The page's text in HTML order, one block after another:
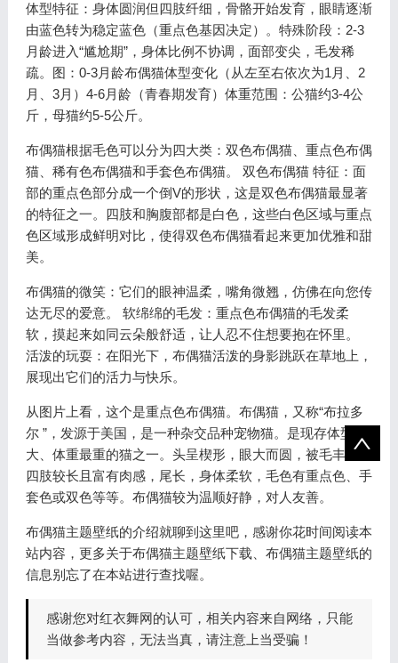
体型特征：身体圆润但四肢纤细，骨骼开始发育，眼睛逐渐
由蓝色转为稳定蓝色（重点色基因决定）。特殊阶段：2-3
月龄进入“尴尬期”，身体比例不协调，面部变尖，毛发稀
疏。图：0-3月龄布偶猫体型变化（从左至右依次为1月、2
月、3月）4-6月龄（青春期发育）体重范围：公猫约3-4公
斤，母猫约5-5公斤。
布偶猫根据毛色可以分为四大类：双色布偶猫、重点色布偶
猫、稀有色布偶猫和手套色布偶猫。 双色布偶猫 特征：面
部的重点色部分成一个倒V的形状，这是双色布偶猫最显著
的特征之一。四肢和胸腹部都是白色，这些白色区域与重点
色区域形成鲜明对比，使得双色布偶猫看起来更加优雅和甜
美。
布偶猫的微笑：它们的眼神温柔，嘴角微翘，仿佛在向您传
达无尽的爱意。 软绵绵的毛发：重点色布偶猫的毛发柔
软，摸起来如同云朵般舒适，让人忍不住想要抱在怀里。
活泼的玩耍：在阳光下，布偶猫活泼的身影跳跃在草地上，
展现出它们的活力与快乐。
从图片上看，这个是重点色布偶猫。布偶猫，又称“布拉多
尔 ”，发源于美国，是一种杂交品种宠物猫。是现存体型最
大、体重最重的猫之一。头呈楔形，眼大而圆，被毛丰厚，
四肢较长且富有肉感，尾长，身体柔软，毛色有重点色、手
套色或双色等等。布偶猫较为温顺好静，对人友善。
布偶猫主题壁纸的介绍就聊到这里吧，感谢你花时间阅读本
站内容，更多关于布偶猫主题壁纸下载、布偶猫主题壁纸的
信息别忘了在本站进行查找喔。
感谢您对红衣舞网的认可，相关内容来自网络，只能
当做参考内容，无法当真，请注意上当受骗！